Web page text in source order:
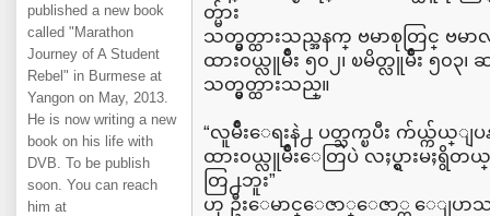
published a new book
called "Marathon
Journey of A Student
Rebel" in Burmese at
Yangon on May, 2013.
He is now writing a new
book on his life with
DVB. To be publish
soon. You can reach
him at
တ္မ်ား
သတ္မွတ္ထားသည္အနက္ ဗမာစုတြင္ ဗမ
ထား၀ယ္လူမ်ိဳး ၅၀၂၊ ၿမိတ္လူမ်ိဳး ၅
သတ္မွတ္ထားသည္။
“လူမ်ိဳးေရးနဲ႕ ပတ္သက္ၿပီး က်ယ္က်ယ္ျ
ထား၀ယ္လူမ်ိဳးေတြပဲ လႈပ္ရွားမႈရွိတယ္
တြ႕ဘူး”
ဟု ဦးေမာင္ေဇာ္ေဇာ္က ေျပာ